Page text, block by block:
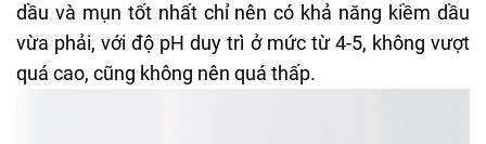
dầu và mụn tốt nhất chỉ nên có khả năng kiềm dầu
vừa phải, với độ pH duy trì ở mức từ 4-5, không vượt
quá cao, cũng không nên quá thấp.